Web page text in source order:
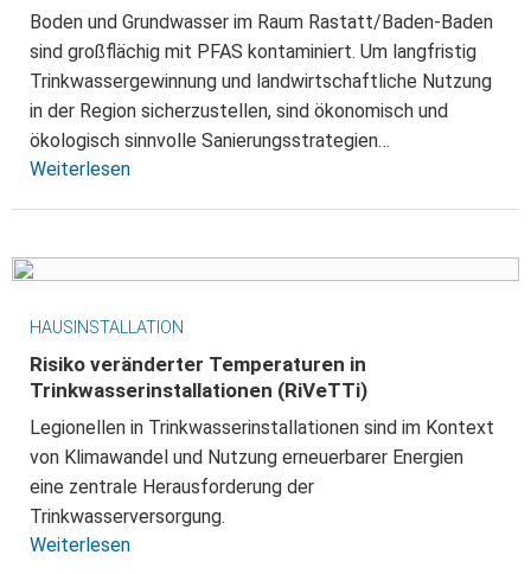
Boden und Grundwasser im Raum Rastatt/Baden-Baden
sind großflächig mit PFAS kontaminiert. Um langfristig
Trinkwassergewinnung und landwirtschaftliche Nutzung
in der Region sicherzustellen, sind ökonomisch und
ökologisch sinnvolle Sanierungsstrategien…
Weiterlesen
HAUSINSTALLATION
Risiko veränderter Temperaturen in
Trinkwasserinstallationen (RiVeTTi)
Legionellen in Trinkwasserinstallationen sind im Kontext
von Klimawandel und Nutzung erneuerbarer Energien
eine zentrale Herausforderung der
Trinkwasserversorgung.
Weiterlesen